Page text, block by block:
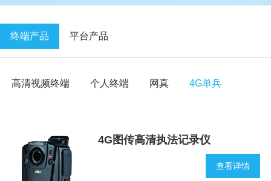
终端产品 平台产品
高清视频终端 个人终端 网真 4G单兵
4G图传高清执法记录仪
查看详情